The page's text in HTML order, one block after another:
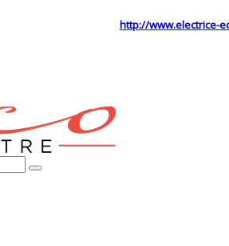
http://www.electrice-